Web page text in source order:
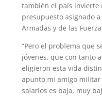
también el país invierte
presupuesto asignado
Armadas y de las
“Pero el problema que
jóvenes, que con tanto
eligieron esta vida
apunto mi amigo militar
salarios es baja, muy